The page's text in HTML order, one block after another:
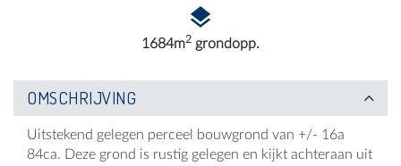
1684m2 grondopp.
OMSCHRIJVING
Uitstekend gelegen perceel bouwgrond van +/- 16a
84ca. Deze grond is rustig gelegen en kijkt achteraan uit